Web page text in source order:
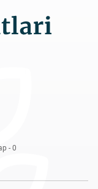
- 0